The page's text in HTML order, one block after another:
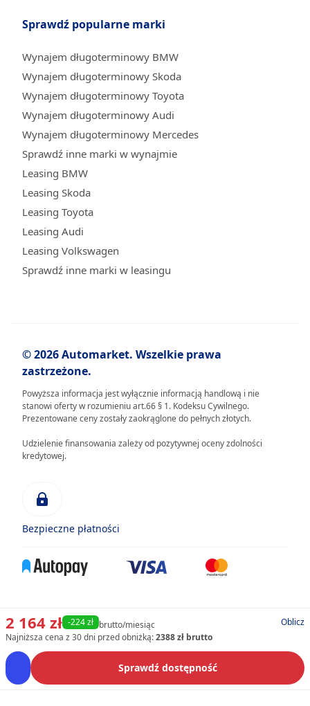
2 164 zł -224 zł brutto/miesiąc
Oblicz
Najniższa cena z 30 dni przed obniżką:2388 zł brutto
Sprawdź dostępność
Sprawdź popularne marki
Wynajem długoterminowy BMW
Wynajem długoterminowy Skoda
Wynajem długoterminowy Toyota
Wynajem długoterminowy Audi
Wynajem długoterminowy Mercedes
Sprawdź inne marki w wynajmie
Leasing BMW
Leasing Skoda
Leasing Toyota
Leasing Audi
Leasing Volkswagen
Sprawdź inne marki w leasingu
© 2026 Automarket. Wszelkie prawa
zastrzeżone.
Powyższa informacja jest wyłącznie informacją handlową i nie
stanowi oferty w rozumieniu art.66 § 1. Kodeksu Cywilnego.
Prezentowane ceny zostały zaokrąglone do pełnych złotych.
Udzielenie finansowania zależy od pozytywnej oceny zdolności
kredytowej.
Bezpieczne płatności